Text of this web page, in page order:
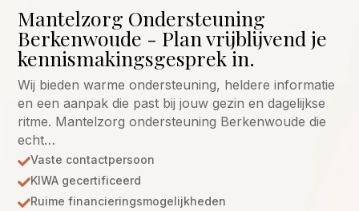
Mantelzorg Ondersteuning
Berkenwoude - Plan vrijblijvend je
kennismakingsgesprek in.
Wij bieden warme ondersteuning, heldere informatie
en een aanpak die past bij jouw gezin en dagelijkse
ritme. Mantelzorg ondersteuning Berkenwoude die
echt…
Vaste contactpersoon
KIWA gecertificeerd
Ruime financieringsmogelijkheden